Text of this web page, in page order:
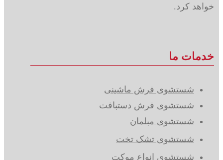
خواهد کرد.
خدمات ما
شستشوی فرش ماشینی
شستشوی فرش دستبافت
شستشوی مبلمان
شستشوی تشک تخت
شستشوی انواع موکت